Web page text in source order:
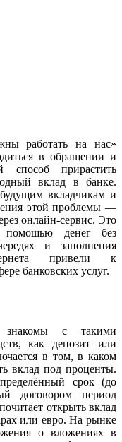
работать на нас»
в обращении и
способ прирастить
вклад в банке.
будущим вкладчикам и
этой проблемы —
онлайн-сервис. Это
помощью денег без
и заполнения
привели к
банковских услуг.
знакомы с такими
как депозит или
в том, в каком
вклад под проценты.
срок (до
договором период
открыть вклад
или евро. На рынке
о вложениях в